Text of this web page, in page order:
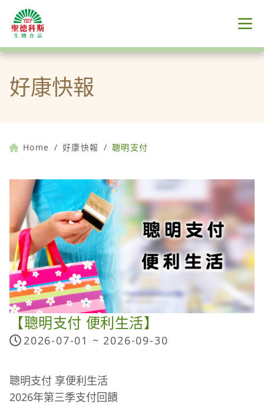
好康快報
Home / 好康快報 / 聰明支付
【聰明支付 便利生活】
2026-07-01 ~ 2026-09-30
聰明支付 享便利生活
2026年第三季支付回饋